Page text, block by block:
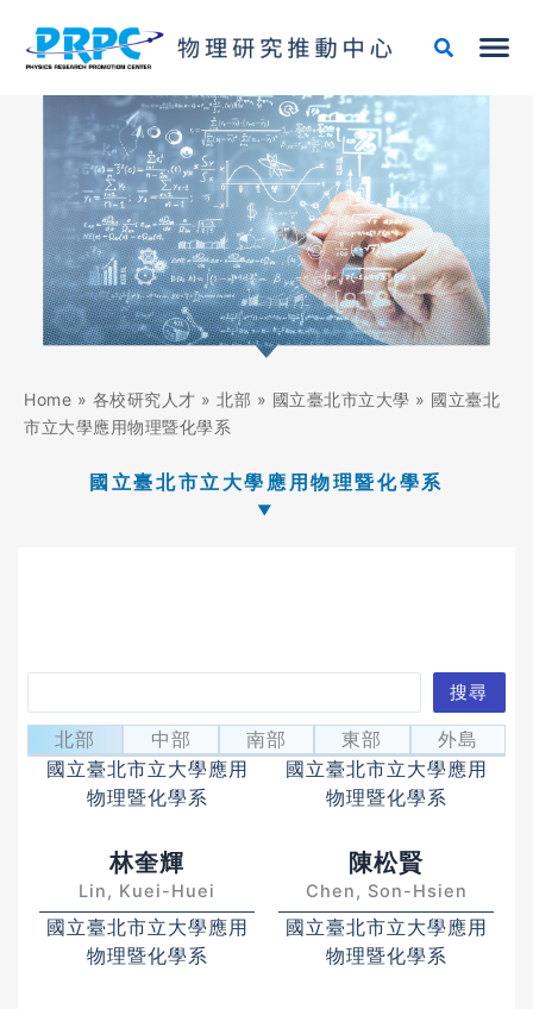
Home » 各校研究人才 » 北部 » 國立臺北市立大學 » 國立臺北
市立大學應用物理暨化學系
國立臺北市立大學應用物理暨化學系
吳月娥
Wu, Yueh-Er
國立臺北市立大學應用
物理暨化學系
官文絢
Kuan, Wen-Hsuan
國立臺北市立大學應用
物理暨化學系
林奎輝
Lin, Kuei-Huei
國立臺北市立大學應用
物理暨化學系
陳松賢
Chen, Son-Hsien
國立臺北市立大學應用
物理暨化學系
尋
搜尋
北部 中部 南部 東部 外島